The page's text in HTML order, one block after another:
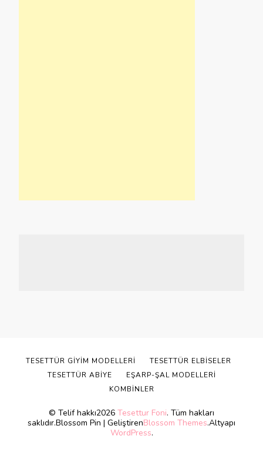
© Telif hakkı2026 Tesettur Foni. Tüm hakları
saklıdır.Blossom Pin | GeliştirenBlossom Themes.Altyapı
WordPress.
TESETTÜR GIYIM MODELLERI
TESETTÜR ELBISELER
TESETTÜR ABIYE
EŞARP-ŞAL MODELLERI
KOMBINLER